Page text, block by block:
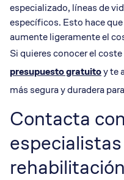
especializado, líneas de
específicos. Esto hace
aumente ligeramente el
Si quieres conocer el
presupuesto gratuitoy te
más segura y duradera
Contacta